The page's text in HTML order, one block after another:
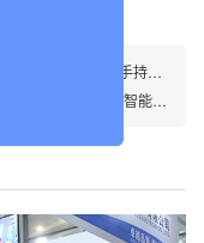
载手持智能电批DP-HDXL-008)
手持智能电批DP-HDXL-002)